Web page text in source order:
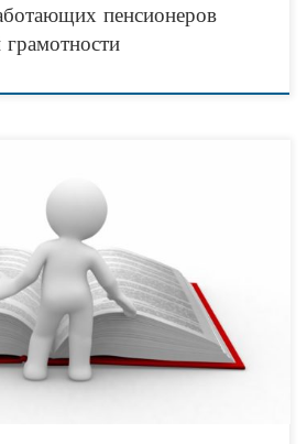
пенсионеров
Российское законодательство прямо
информации, которая относится к категории
причислена информация, которая направлена